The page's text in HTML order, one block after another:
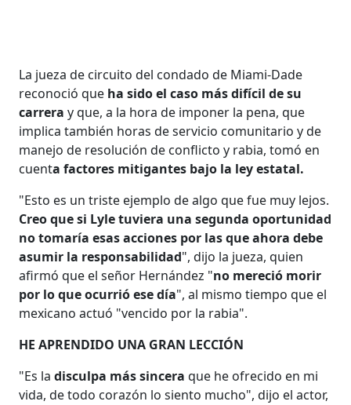
La jueza de circuito del condado de Miami-Dade
reconoció que ha sido el caso más difícil de su
carrera y que, a la hora de imponer la pena, que
implica también horas de servicio comunitario y de
manejo de resolución de conflicto y rabia, tomó en
cuenta factores mitigantes bajo la ley estatal.
"Esto es un triste ejemplo de algo que fue muy lejos.
Creo que si Lyle tuviera una segunda oportunidad
no tomaría esas acciones por las que ahora debe
asumir la responsabilidad", dijo la jueza, quien
afirmó que el señor Hernández "no mereció morir
por lo que ocurrió ese día", al mismo tiempo que el
mexicano actuó "vencido por la rabia".
HE APRENDIDO UNA GRAN LECCIÓN
"Es ladisculpa más sincera que he ofrecido en mi
vida, de todo corazón lo siento mucho", dijo el actor,